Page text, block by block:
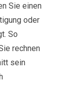
Sie einen
oder
So
rechnen
sein